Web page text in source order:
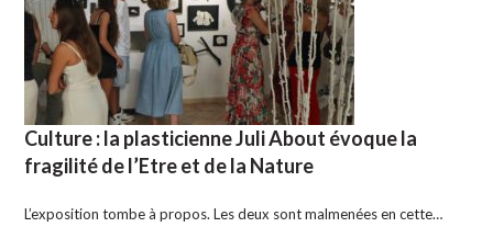
Culture : la plasticienne Juli About évoque la
fragilité de l’Etre et de la Nature
L’exposition tombe à propos. Les deux sont malmenées en cette…